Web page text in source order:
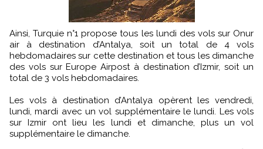
Ainsi, Turquie n°1 propose tous les lundi des vols sur Onur
air à destination d’Antalya, soit un total de 4 vols
hebdomadaires sur cette destination et tous les dimanche
des vols sur Europe Airpost à destination d’Izmir, soit un
total de 3 vols hebdomadaires.
Les vols à destination d’Antalya opèrent les vendredi,
lundi, mardi avec un vol supplémentaire le lundi. Les vols
sur Izmir ont lieu les lundi et dimanche, plus un vol
supplémentaire le dimanche.